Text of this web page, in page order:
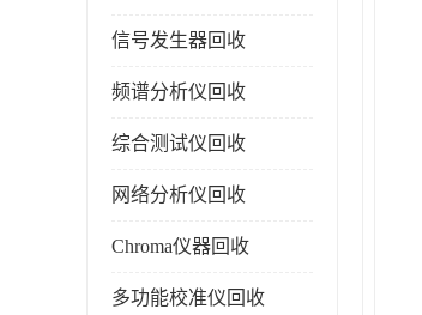
信号发生器回收
频谱分析仪回收
综合测试仪回收
网络分析仪回收
Chroma仪器回收
多功能校准仪回收